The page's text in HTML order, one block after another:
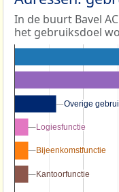
In de buurt Bavel
het gebruiksdoel
Overige
Overige
Logiesfunctie
Logiesfunctie
Bijeenkomstfunctie
Bijeenkomstfunctie
Kantoorfunctie
Kantoorfunctie